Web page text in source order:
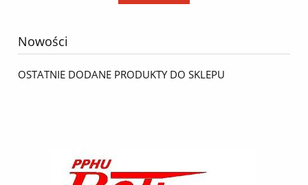
Nowości
OSTATNIE DODANE PRODUKTY DO SKLEPU